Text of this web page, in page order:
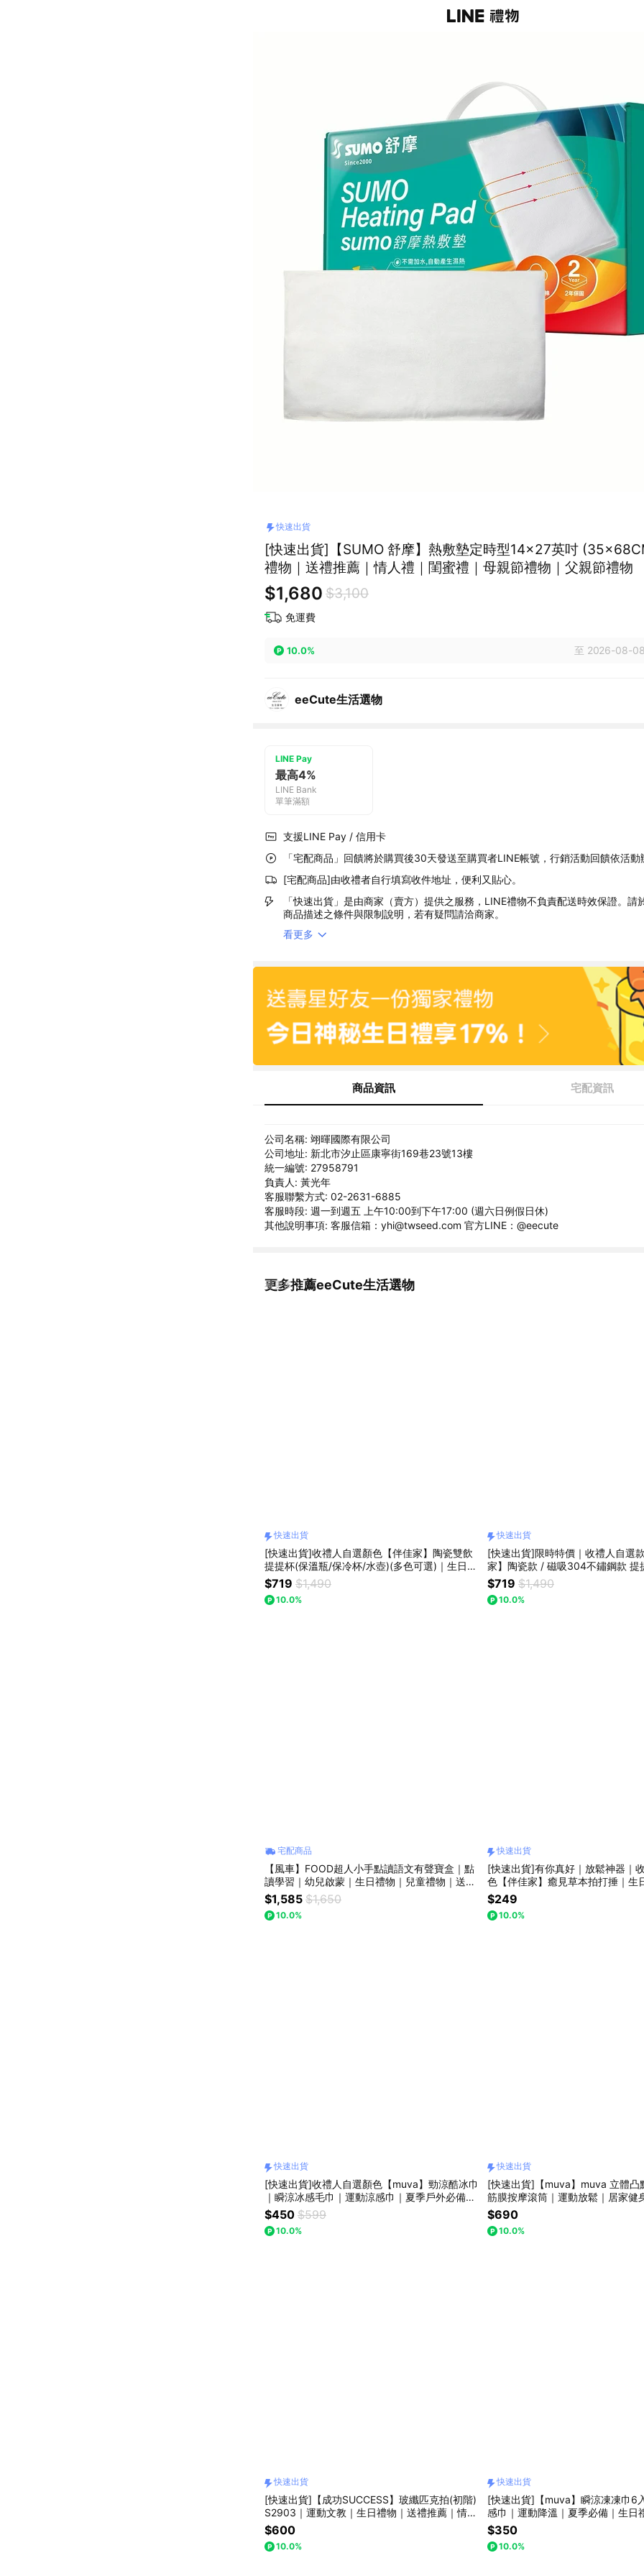
快速出貨
[快速出貨]【SUMO 舒摩】熱敷墊定時型14x27英吋
禮物｜送禮推薦｜情人禮｜閨蜜禮｜母親節禮物｜父親節禮物
$1,680 $3,100
免運費
10.0% 至 2026-08-
eeCute生活選物
LINE Pay
最高4%
LINE Bank
單筆滿額
支援LINE Pay / 信用卡
「宅配商品」回饋將於購買後30天發送至購買者LINE帳號，行銷活動回饋依活動
[宅配商品]由收禮者自行填寫收件地址，便利又貼心。
「快速出貨」是由商家（賣方）提供之服務，LINE禮物不負責配送時效保證。請
商品描述之條件與限制說明，若有疑問請洽商家。
看更多
商品資訊 宅配資訊
公司名稱: 翊暉國際有限公司
公司地址: 新北市汐止區康寧街169巷23號13樓
統一編號: 27958791
負責人: 黃光年
客服聯繫方式: 02-2631-6885
客服時段: 週一到週五 上午10:00到下午17:00 (週六日例假日休)
其他說明事項: 客服信箱：yhi@twseed.com 官方LINE：@eecute
更多推薦eeCute生活選物
看更多
快速出貨
[快速出貨]收禮人自選顏色【伴佳家】陶瓷雙飲
提提杯(保溫瓶/保冷杯/水壺)(多色可選)｜生日禮
物｜送禮推薦｜情人禮｜閨蜜禮｜母親節禮物｜
父親節禮物｜聖誕交換禮物
$719 $1,490
10.0%
快速出貨
[快速出貨]限時特價｜收禮人自選
家】陶瓷款 / 磁吸304不鏽鋼款 提
色可選)｜生日禮物｜送禮推薦｜情
禮｜母親節禮物｜父親節禮物｜聖
保溫瓶｜保冷杯｜水壺
$719 $1,490
10.0%
宅配商品
【風車】FOOD超人小手點讀語文有聲寶盒｜點
讀學習｜幼兒啟蒙｜生日禮物｜兒童禮物｜送禮
推薦｜周歲禮物｜抓周禮物｜滿月禮物
$1,585 $1,650
10.0%
快速出貨
[快速出貨]有你真好｜放鬆神器｜
色【伴佳家】癒見草本拍打捶｜生
推薦｜情人禮｜閨蜜禮｜母親節禮
教師節禮物
$249
10.0%
快速出貨
[快速出貨]收禮人自選顏色【muva】勁涼酷冰巾
｜瞬涼冰感毛巾｜運動涼感巾｜夏季戶外必備｜
生日禮物｜送禮推薦｜情人禮｜閨蜜禮｜母親節
禮｜父親節禮｜教師節禮物
$450 $599
10.0%
快速出貨
[快速出貨]【muva】muva 立體凸
筋膜按摩滾筒｜運動放鬆｜居家健
｜送禮推薦｜情人禮｜閨蜜禮｜母
節禮｜教師節禮物
$690
10.0%
快速出貨
[快速出貨]【成功SUCCESS】玻纖匹克拍(初階)
S2903｜運動文教｜生日禮物｜送禮推薦｜情人
禮｜閨蜜禮｜母親節禮物｜父親節禮物
$600
10.0%
快速出貨
[快速出貨]【muva】瞬涼凍凍巾6
感巾｜運動降溫｜夏季必備｜生日
薦｜情人禮｜閨蜜禮｜母親節禮｜
師節禮物
$350
10.0%